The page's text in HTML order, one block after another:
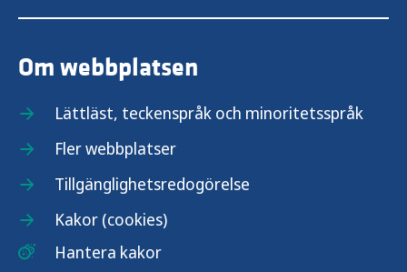
Om webbplatsen
Lättläst, teckenspråk och minoritetsspråk
Fler webbplatser
Tillgänglighetsredogörelse
Kakor (cookies)
Hantera kakor